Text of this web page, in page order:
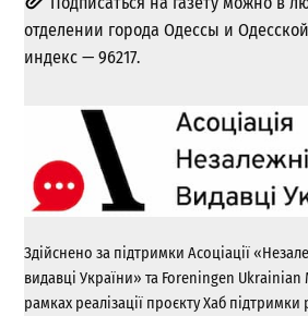
отделении города Одессы и
индекс — 96217.
Здійснено за підтримки Асоціації
видавці України» та Foreningen
рамках реалізації проєкту Хаб підтримки